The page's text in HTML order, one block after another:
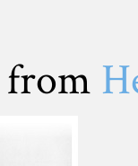
from